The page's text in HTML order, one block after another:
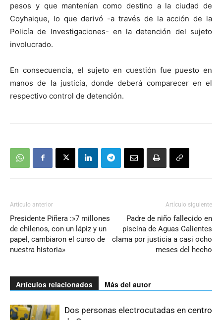
pesos y que mantenían como destino a la ciudad de
Coyhaique, lo que derivó -a través de la acción de la
Policía de Investigaciones- en la detención del sujeto
involucrado.
En consecuencia, el sujeto en cuestión fue puesto en
manos de la justicia, donde deberá comparecer en el
respectivo control de detención.
Artículo anterior
Presidente Piñera :»7 millones
de chilenos, con un lápiz y un
papel, cambiaron el curso de
nuestra historia»
Artículo siguiente
Padre de niño fallecido en
piscina de Aguas Calientes
clama por justicia a casi ocho
meses del hecho
Artículos relacionados Más del autor
Dos personas electrocutadas en centro